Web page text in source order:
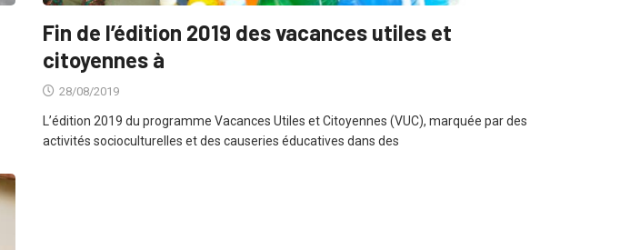
Fin de l’édition 2019 des vacances utiles et
citoyennes à
28/08/2019
L’édition 2019 du programme Vacances Utiles et Citoyennes (VUC), marquée par des
activités socioculturelles et des causeries éducatives dans des